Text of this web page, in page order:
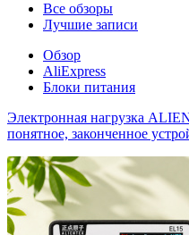
Все обзоры
Лучшие записи
Обзор
AliExpress
Блоки питания
Электронная нагрузка
понятное, законченное